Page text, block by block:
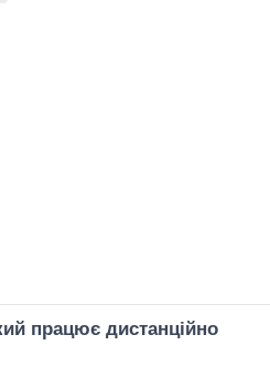
працює дистанційно